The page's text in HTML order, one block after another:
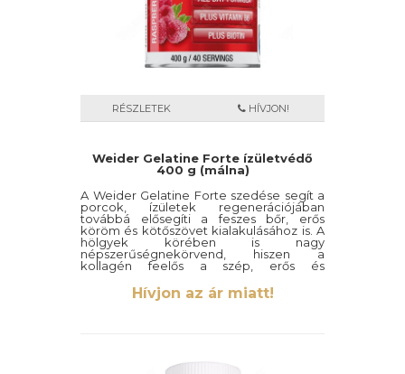
RÉSZLETEK HÍVJON!
Weider Gelatine Forte ízületvédő
400 g (málna)
A Weider Gelatine Forte szedése segít a
porcok, ízületek regenerációjában
továbbá elősegíti a feszes bőr, erős
köröm és kötőszövet kialakulásához is. A
hölgyek körében is nagy
népszerűségnekörvend, hiszen a
kollagén feelős a szép, erős és
töredezettségmentes hajért is. A termék
továbbá tartalmaz kálciumot és
vitaminokat is.Hívjon az ár miatt!